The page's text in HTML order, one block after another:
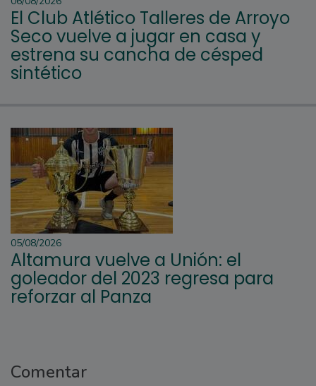
El Club Atlético Talleres de Arroyo
Seco vuelve a jugar en casa y
estrena su cancha de césped
sintético
05/08/2026
Altamura vuelve a Unión: el
goleador del 2023 regresa para
reforzar al Panza
Comentar